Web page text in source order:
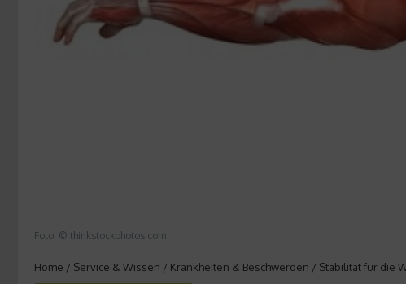
Foto: © thinkstockphotos.com
Home / Service & Wissen / Krankheiten & Beschwerden / Stabilität für die